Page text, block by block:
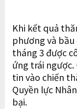
Khi kết quả
phương và
tháng 3 được
ứng trái
tin vào chiến
Quyền lực
bại.